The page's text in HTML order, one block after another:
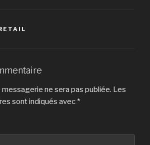
ne sera pas publiée. Les
sont indiqués avec *